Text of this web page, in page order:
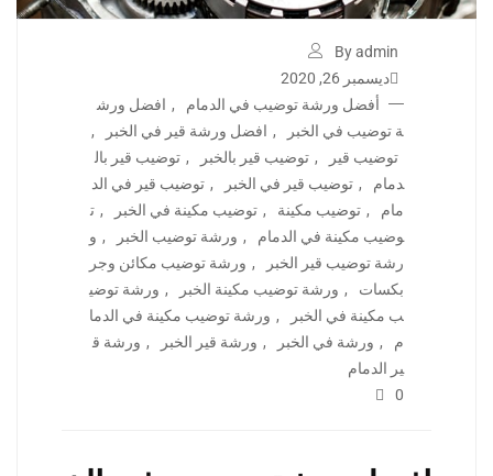
By admin
ديسمبر 26, 2020
أفضل ورشة توضيب في الدمام
, افضل ورش
ة توضيب في الخبر
, افضل ورشة قير في الخبر
,
توضيب قير
, توضيب قير بالخبر , توضيب قير بال
دمام
, توضيب قير في الخبر , توضيب قير في الد
مام
, توضيب مكينة , توضيب مكينة في الخبر , ت
وضيب مكينة في الدمام
, ورشة توضيب الخبر , و
رشة توضيب قير الخبر
, ورشة توضيب مكائن وجر
بكسات
, ورشة توضيب مكينة الخبر , ورشة توضي
ب مكينة في الخبر
, ورشة توضيب مكينة في الدما
م
, ورشة في الخبر , ورشة قير الخبر , ورشة ق
ير الدمام
0